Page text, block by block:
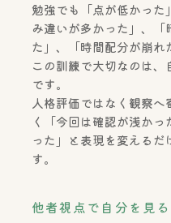
勉強でも「点が低かっ
み違いが多かった」、「
た」、「時間配分が崩れ
この訓練で大切なのは
です。
人格評価ではなく観察
く「今回は確認が浅か
った」と表現を変えるだ
す。
他者視点で自分を見る